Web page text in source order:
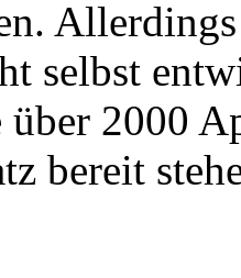
selbst
2000
bereit